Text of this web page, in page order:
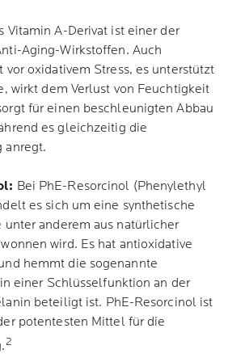
Vitamin A-Derivat ist einer der
Aging-Wirkstoffen. Auch
vor oxidativem Stress, es unterstützt
wirkt dem Verlust von Feuchtigkeit
für einen beschleunigten Abbau
es gleichzeitig die
anregt.
Bei PhE-Resorcinol (Phenylethyl
es sich um eine synthetische
unter anderem aus natürlicher
wird. Es hat antioxidative
hemmt die sogenannte
einer Schlüsselfunktion an der
beteiligt ist. PhE-Resorcinol ist
potentesten Mittel für die
2